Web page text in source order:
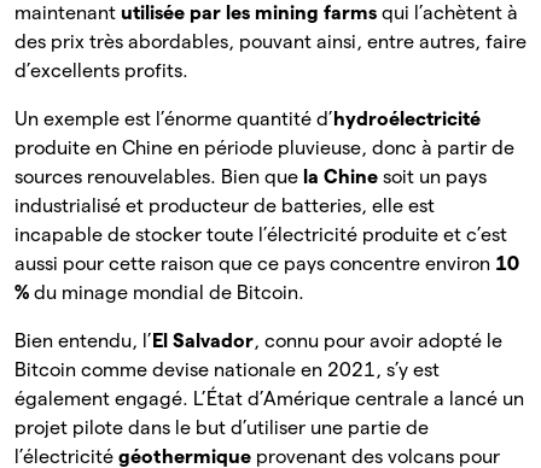
maintenant utilisée par les mining farms qui l’achètent à
des prix très abordables, pouvant ainsi, entre autres, faire
d’excellents profits.
Un exemple est l’énorme quantité d’ hydroélectricité
produite en Chine en période pluvieuse, donc à partir de
sources renouvelables. Bien que la Chine soit un pays
industrialisé et producteur de batteries, elle est
incapable de stocker toute l’électricité produite et c’est
aussi pour cette raison que ce pays concentre environ 10
% du minage mondial de Bitcoin.
Bien entendu, l’ El Salvador, connu pour avoir adopté le
Bitcoin comme devise nationale en 2021, s’y est
également engagé. L’État d’Amérique centrale a lancé un
projet pilote dans le but d’utiliser une partie de
l’électricité géothermique provenant des volcans pour